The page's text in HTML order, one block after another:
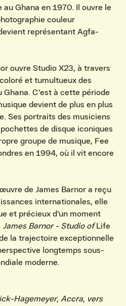
Ghana en 1970. Il ouvre le
couleur
représentant Agfa-
ouvre Studio X23, à travers
et tumultueux des
Ghana. C'est à cette période
devient de plus en plus
Ses portraits des musiciens
de disque iconiques
groupe de musique, Fee
en 1994, où il vit encore
de James Barnor a reçu
internationales, elle
et précieux d'un moment
James Barnor - Studio of Life
la trajectoire exceptionnelle
longtemps sous-
moderne.
Hagemeyer, Accra, vers